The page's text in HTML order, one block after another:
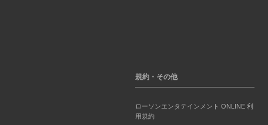
規約・その他
ローソンエンタテインメント ONLINE 利
用規約